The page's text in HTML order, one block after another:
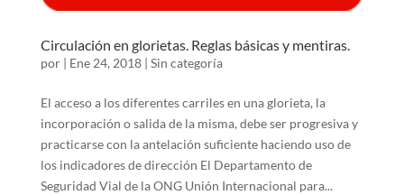
Circulación en glorietas. Reglas básicas y mentiras.
por | Ene 24, 2018| Sin categoría
El acceso a los diferentes carriles en una glorieta, la
incorporación o salida de la misma, debe ser progresiva y
practicarse con la antelación suficiente haciendo uso de
los indicadores de dirección El Departamento de
Seguridad Vial de la ONG Unión Internacional para...